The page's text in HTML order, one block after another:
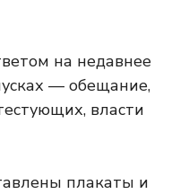
на недавнее
— обещание,
власти
плакаты и